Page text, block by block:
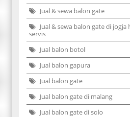
Jual & sewa balon gate
Jual & sewa balon gate di
servis
Jual balon botol
Jual balon gapura
Jual balon gate
Jual balon gate di malang
Jual balon gate di solo